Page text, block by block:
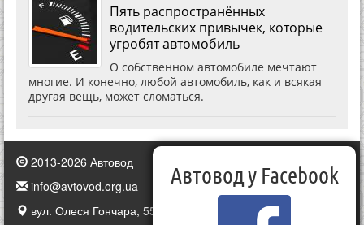
Пять распространённых
водительских привычек, которые
угробят автомобиль
О собственном автомобиле мечтают
многие. И конечно, любой автомобиль, как и всякая
другая вещь, может сломаться.
2013-2026 Автовод
info@avtovod.org.ua
вул. Олеся Гончара, 55, Київ, Україна
Автовод у Facebook